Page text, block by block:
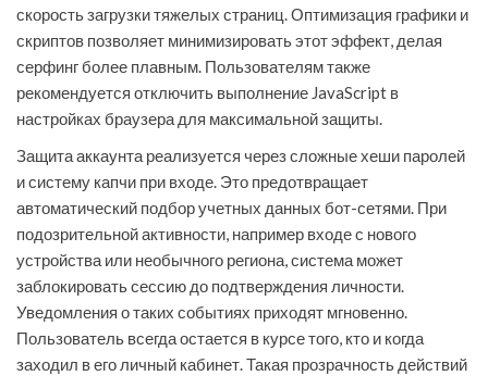
скорость загрузки тяжелых страниц. Оптимизация графики и
скриптов позволяет минимизировать этот эффект, делая
серфинг более плавным. Пользователям также
рекомендуется отключить выполнение JavaScript в
настройках браузера для максимальной защиты.
Защита аккаунта реализуется через сложные хеши паролей
и систему капчи при входе. Это предотвращает
автоматический подбор учетных данных бот-сетями. При
подозрительной активности, например входе с нового
устройства или необычного региона, система может
заблокировать сессию до подтверждения личности.
Уведомления о таких событиях приходят мгновенно.
Пользователь всегда остается в курсе того, кто и когда
заходил в его личный кабинет. Такая прозрачность действий